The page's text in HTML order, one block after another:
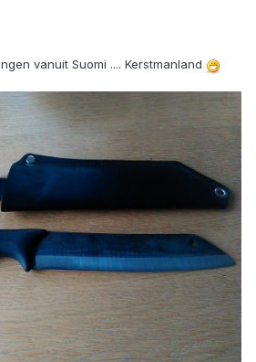
vanuit Suomi .... Kerstmanland